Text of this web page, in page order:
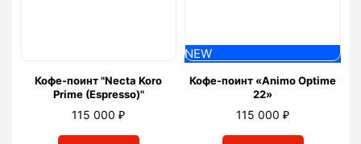
Кофе-поинт "Necta Koro
Prime (Espresso)"
115 000 ₽
NEW
Кофе-поинт «Animo Optime
22»
115 000 ₽